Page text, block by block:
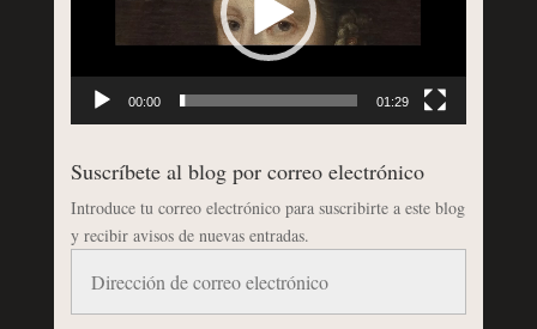
00:00 01:29
Suscríbete al blog por correo electrónico
Introduce tu correo electrónico para suscribirte a este blog
y recibir avisos de nuevas entradas.
correo